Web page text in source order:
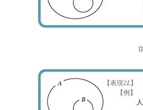
【表現2L】
【例】
人